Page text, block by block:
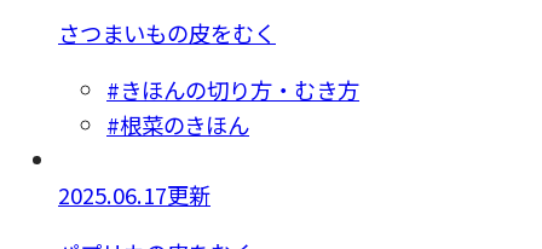
さつまいもの皮をむく
#きほんの切り方・むき方
#根菜のきほん
2025.06.17更新